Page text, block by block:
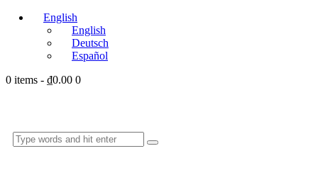
English
English
Deutsch
Español
0 items - ₫0.00 0